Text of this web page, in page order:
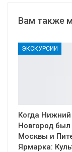
Вам также
ЭКСКУРСИИ
Когда Нижний
Новгород был
Москвы и
Ярмарка: